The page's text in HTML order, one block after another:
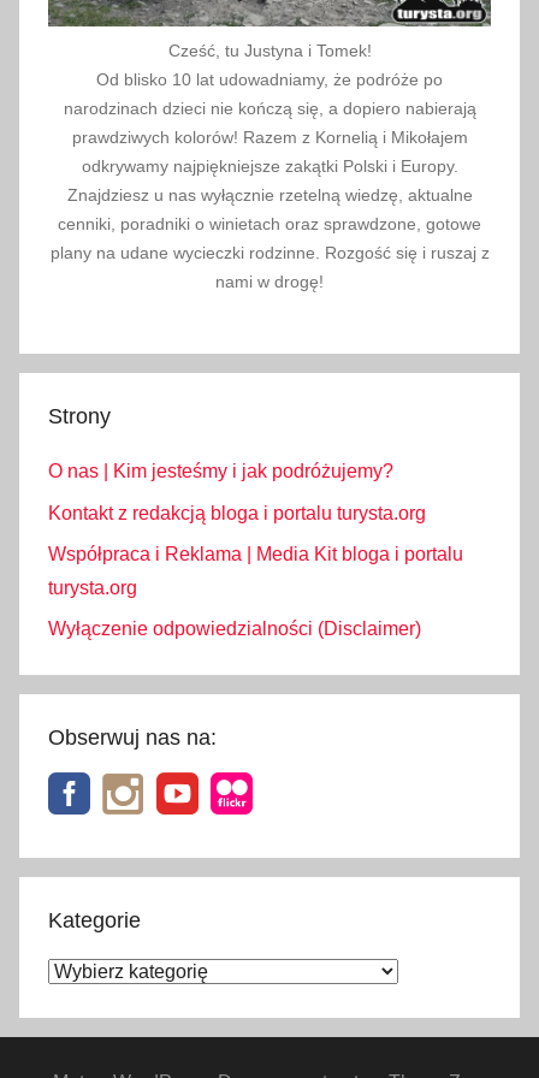
Cześć, tu Justyna i Tomek!
Od blisko 10 lat udowadniamy, że podróże po
narodzinach dzieci nie kończą się, a dopiero nabierają
prawdziwych kolorów! Razem z Kornelią i Mikołajem
odkrywamy najpiękniejsze zakątki Polski i Europy.
Znajdziesz u nas wyłącznie rzetelną wiedzę, aktualne
cenniki, poradniki o winietach oraz sprawdzone, gotowe
plany na udane wycieczki rodzinne. Rozgość się i ruszaj z
nami w drogę!
Strony
O nas | Kim jesteśmy i jak podróżujemy?
Kontakt z redakcją bloga i portalu turysta.org
Współpraca i Reklama | Media Kit bloga i portalu
turysta.org
Wyłączenie odpowiedzialności (Disclaimer)
Obserwuj nas na:
Kategorie
Kategorie